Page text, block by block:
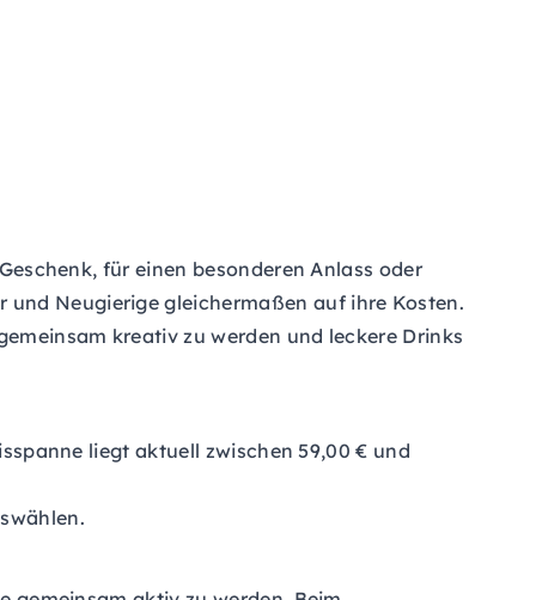
für einen besonderen Anlass oder
und Neugierige gleichermaßen auf ihre Kosten.
kreativ zu werden und leckere Drinks
liegt aktuell zwischen 59,00 € und